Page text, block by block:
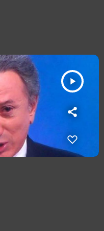
play_arrow